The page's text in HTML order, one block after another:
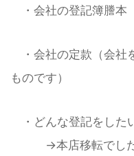
・会社の登記簿謄本
・会社の定款（会社
ものです）
・どんな登記をした
→本店移転でした